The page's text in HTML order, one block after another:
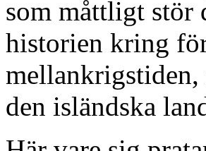
som måttligt stör
historien kring
mellankrigstiden,
den isländska